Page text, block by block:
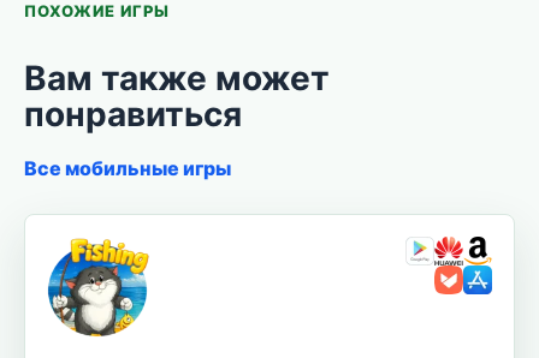
ПОХОЖИЕ ИГРЫ
Вам также может
понравиться
Все мобильные игры